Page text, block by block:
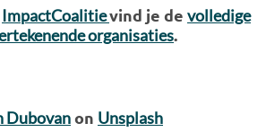
ImpactCoalitievind je de volledige
organisaties.
Dubovanon Unsplash